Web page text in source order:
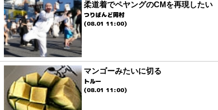
柔道着でペヤングのCMを再現したい
つりばんど岡村
(08.01 11:00)
マンゴーみたいに切る
トルー
(08.01 11:00)